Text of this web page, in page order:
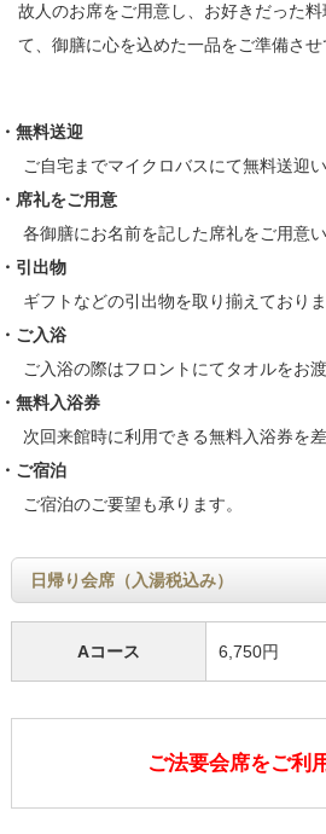
故人のお席をご用意し、お好きだった
て、御膳に心を込めた一品をご準備させ
・無料送迎
ご自宅までマイクロバスにて無料送迎い
・席礼をご用意
各御膳にお名前を記した席礼をご用意い
・引出物
ギフトなどの引出物を取り揃えておりま
・ご入浴
ご入浴の際はフロントにてタオルをお渡
・無料入浴券
次回来館時に利用できる無料入浴券を差
・ご宿泊
ご宿泊のご要望も承ります。
日帰り会席（入湯税込み）
Aコース 6,750円
ご法要会席をご利